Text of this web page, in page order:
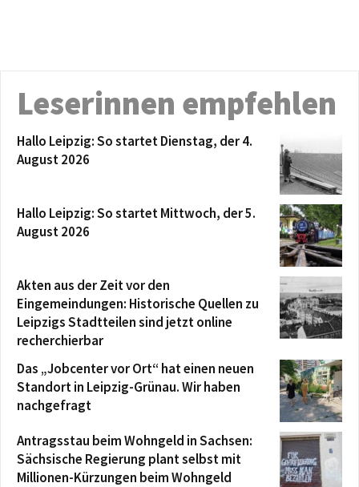
Leserinnen empfehlen
Hallo Leipzig: So startet Dienstag, der 4.
August 2026
Hallo Leipzig: So startet Mittwoch, der 5.
August 2026
Akten aus der Zeit vor den
Eingemeindungen: Historische Quellen zu
Leipzigs Stadtteilen sind jetzt online
recherchierbar
Das „Jobcenter vor Ort“ hat einen neuen
Standort in Leipzig-Grünau. Wir haben
nachgefragt
Antragsstau beim Wohngeld in Sachsen:
Sächsische Regierung plant selbst mit
Millionen-Kürzungen beim Wohngeld